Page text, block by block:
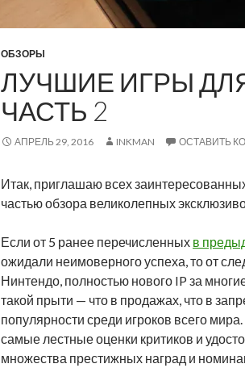
ОБЗОРЫ
ЛУЧШИЕ ИГРЫ ДЛЯ
ЧАСТЬ 2
АПРЕЛЬ 29, 2016 INKMAN ОСТАВИТЬ
Итак, приглашаю всех
частью обзора великолепных
Если от 5 ранее перечисленных в
ожидали неимоверного успеха, то от
Нинтендо, полностью нового IP за
такой прыти — что в продажах, что в
популярности среди игроков всего
самые лестные оценки критиков и
множества престижных наград и